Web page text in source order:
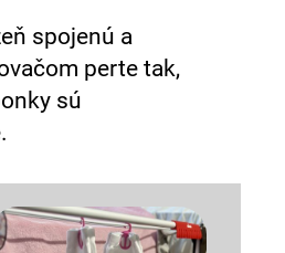
spojenú a
perte tak,
sú